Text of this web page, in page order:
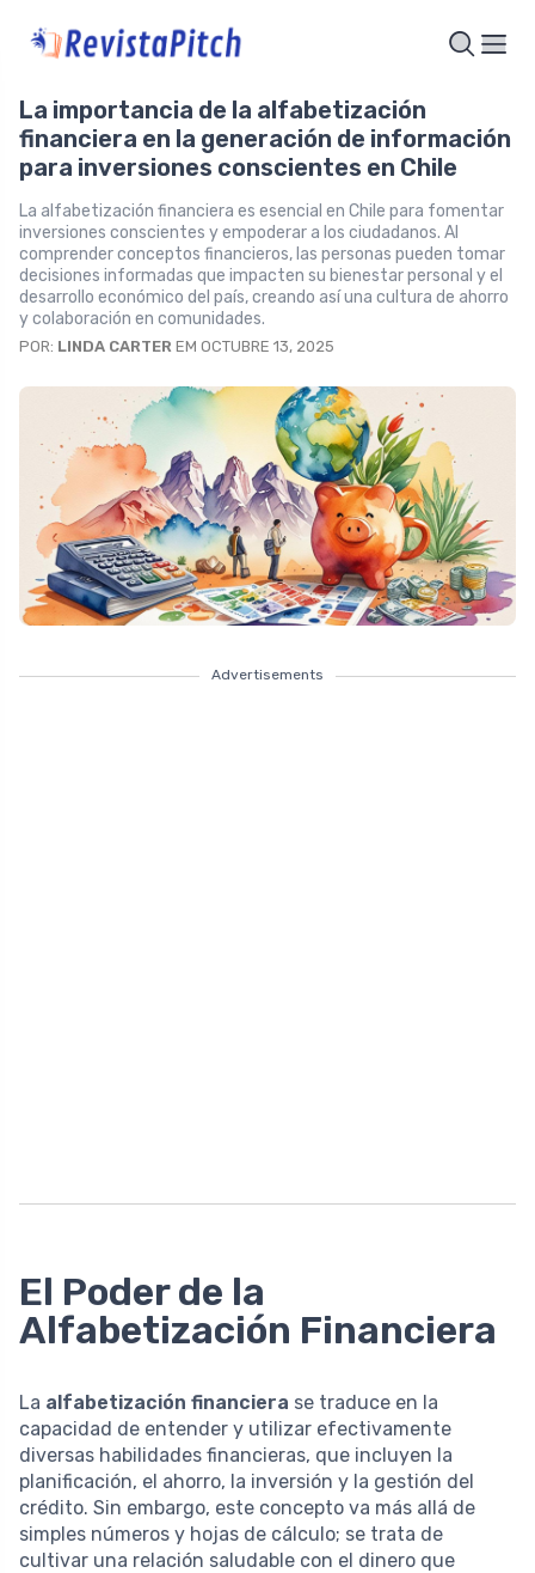
La importancia de la alfabetización
financiera en la generación de información
para inversiones conscientes en Chile
La alfabetización financiera es esencial en Chile para fomentar
inversiones conscientes y empoderar a los ciudadanos. Al
comprender conceptos financieros, las personas pueden tomar
decisiones informadas que impacten su bienestar personal y el
desarrollo económico del país, creando así una cultura de ahorro
y colaboración en comunidades.
POR: LINDA CARTER EM OCTUBRE 13, 2025
Advertisements
El Poder de la
Alfabetización Financiera
La alfabetización financiera se traduce en la
capacidad de entender y utilizar efectivamente
diversas habilidades financieras, que incluyen la
planificación, el ahorro, la inversión y la gestión del
crédito. Sin embargo, este concepto va más allá de
simples números y hojas de cálculo; se trata de
cultivar una relación saludable con el dinero que